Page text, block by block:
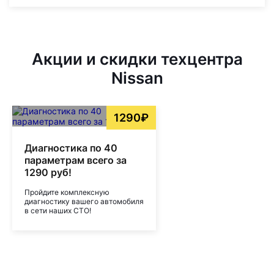
Акции и скидки техцентра
Nissan
1290₽
Диагностика по 40
параметрам всего за
1290 руб!
Пройдите комплексную
диагностику вашего автомобиля
в сети наших СТО!